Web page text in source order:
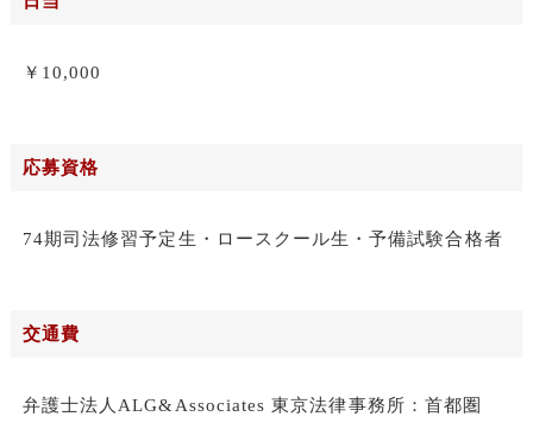
￥10,000
応募資格
74期司法修習予定生・ロースクール生・予備試験合格者
交通費
弁護士法人ALG&Associates 東京法律事務所：首都圏